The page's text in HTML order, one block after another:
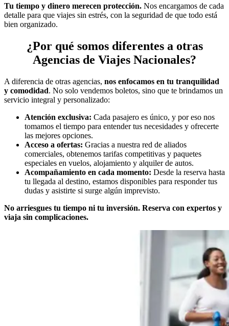
Tu tiempo y dinero merecen protección. Nos encargamos de cada
detalle para que viajes sin estrés, con la seguridad de que todo está
bien organizado.
¿Por qué somos diferentes a otras
Agencias de Viajes Nacionales?
A diferencia de otras agencias, nos enfocamos en tu tranquilidad
y comodidad. No solo vendemos boletos, sino que te brindamos un
servicio integral y personalizado:
Atención exclusiva: Cada pasajero es único, y por eso nos
tomamos el tiempo para entender tus necesidades y ofrecerte
las mejores opciones.
Acceso a ofertas: Gracias a nuestra red de aliados
comerciales, obtenemos tarifas competitivas y paquetes
especiales en vuelos, alojamiento y alquiler de autos.
Acompañamiento en cada momento: Desde la reserva hasta
tu llegada al destino, estamos disponibles para responder tus
dudas y asistirte si surge algún imprevisto.
No arriesgues tu tiempo ni tu inversión. Reserva con expertos y
viaja sin complicaciones.